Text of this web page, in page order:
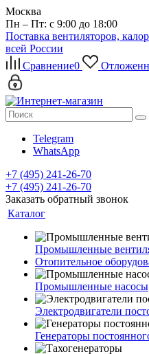
Москва
Пн – Пт: с 9:00 до 18:00
Поставка вентиляторов,
всей России
Сравнение0
Telegram
WhatsApp
+7 (495) 241-26-70
+7 (495) 241-26-70
Заказать обратный звонок
Каталог
Промышленные
Отопительное
Промышленные насосы
Электродвигатели
Генераторы